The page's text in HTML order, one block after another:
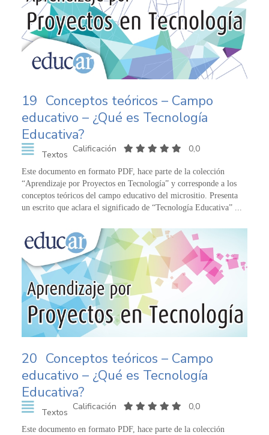
19 Conceptos teóricos – Campo
educativo – ¿Qué es Tecnología
Educativa?
Textos
Calificación 0,0
Este documento en formato PDF, hace parte de la colección
“Aprendizaje por Proyectos en Tecnología” y corresponde a los
conceptos teóricos del campo educativo del micrositio. Presenta
un escrito que aclara el significado de “Tecnología Educativa” ...
20 Conceptos teóricos – Campo
educativo – ¿Qué es Tecnología
Educativa?
Textos
Calificación 0,0
Este documento en formato PDF, hace parte de la colección